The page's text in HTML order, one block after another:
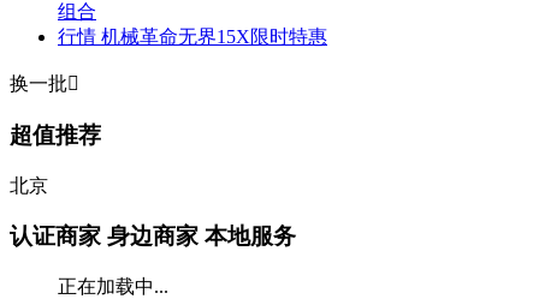
组合
行情 机械革命无界15X限时特惠
换一批
超值推荐
北京
认证商家 身边商家 本地服务
正在加载中...